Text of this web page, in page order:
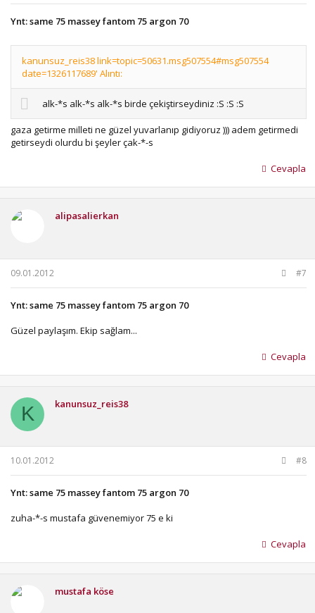
Ynt: same 75 massey fantom 75 argon 70
kanunsuz_reis38 link=topic=50631.msg507554#msg507554
date=1326117689' Alıntı:
alk-*s alk-*s alk-*s birde çekiştirseydiniz :S :S :S
gaza getirme milleti ne güzel yuvarlanıp gidiyoruz ))) adem getirmedi
getirseydi olurdu bi şeyler çak-*-s
Cevapla
alipasalierkan
09.01.2012 #7
Ynt: same 75 massey fantom 75 argon 70
Güzel paylaşım. Ekip sağlam...
Cevapla
K kanunsuz_reis38
10.01.2012 #8
Ynt: same 75 massey fantom 75 argon 70
zuha-*-s mustafa güvenemiyor 75 e ki
Cevapla
mustafa köse